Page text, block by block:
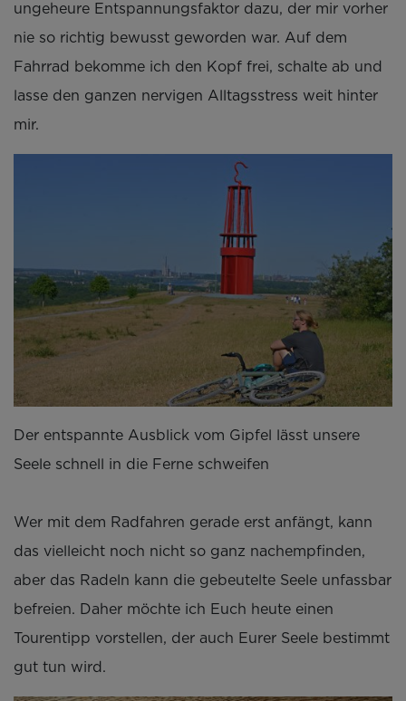
ungeheure Entspannungsfaktor dazu, der mir vorher
nie so richtig bewusst geworden war. Auf dem
Fahrrad bekomme ich den Kopf frei, schalte ab und
lasse den ganzen nervigen Alltagsstress weit hinter
mir.
Der entspannte Ausblick vom Gipfel lässt unsere
Seele schnell in die Ferne schweifen
Wer mit dem Radfahren gerade erst anfängt, kann
das vielleicht noch nicht so ganz nachempfinden,
aber das Radeln kann die gebeutelte Seele unfassbar
befreien. Daher möchte ich Euch heute einen
Tourentipp vorstellen, der auch Eurer Seele bestimmt
gut tun wird.